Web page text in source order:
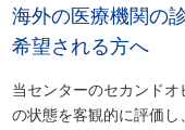
海外の医療機関の
希望される方へ
当センターのセカンド
の状態を客観的に評価